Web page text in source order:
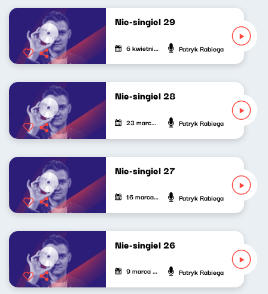
Nie-singiel 29
6 kwietnia 2023 Patryk Rabiega
Nie-singiel 28
23 marca 2023 Patryk Rabiega
Nie-singiel 27
16 marca 2023 Patryk Rabiega
Nie-singiel 26
9 marca 2023 Patryk Rabiega